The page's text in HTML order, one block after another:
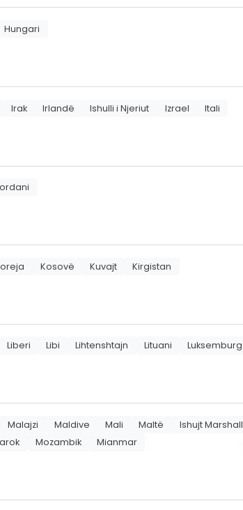
Hungari
Irak Irlandë Ishulli i Njeriut Izrael Itali
Kosovë Kuvajt Kirgistan
Liberi Libi Lihtenshtajn Lituani Luksemburg
Malajzi Maldive Mali Maltë Ishujt Marshall
Mozambik Mianmar